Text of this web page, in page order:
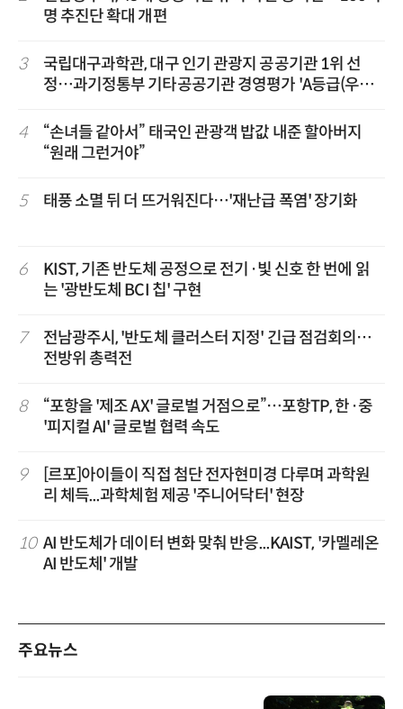
명 추진단 확대 개편
3
국립대구과학관, 대구 인기 관광지 공공기관 1위 선
정…과기정통부 기타공공기관 경영평가 'A등급(우수)'
4
“손녀들 같아서” 태국인 관광객 밥값 내준 할아버지
“원래 그런거야”
5 태풍 소멸 뒤 더 뜨거워진다…'재난급 폭염' 장기화
6
KIST, 기존 반도체 공정으로 전기·빛 신호 한 번에 읽
는 '광반도체 BCI 칩' 구현
7
전남광주시, '반도체 클러스터 지정' 긴급 점검회의…
전방위 총력전
8
“포항을 '제조 AX' 글로벌 거점으로”…포항TP, 한·중
'피지컬 AI' 글로벌 협력 속도
9
[르포]아이들이 직접 첨단 전자현미경 다루며 과학원
리 체득...과학체험 제공 '주니어닥터' 현장
10 AI 반도체가 데이터 변화 맞춰 반응...KAIST, '카멜레온
AI 반도체' 개발
주요뉴스